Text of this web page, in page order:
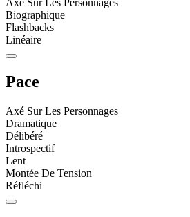
Biographique
Flashbacks
Linéaire
Pace
Axé Sur Les Personnages
Dramatique
Délibéré
Introspectif
Lent
Montée De Tension
Réfléchi